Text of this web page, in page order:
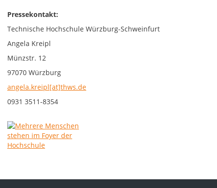
Pressekontakt:
Technische Hochschule Würzburg-Schweinfurt
Angela Kreipl
Münzstr. 12
97070 Würzburg
angela.kreipl[at]thws.de
0931 3511-8354